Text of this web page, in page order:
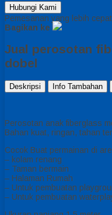
Hubungi Kami
Pemesanan yang lebih
Bagikan ke
Jual perosotan
dobel
Deskripsi Info Tambahan
Perosotan anak fiberglass
Bahan kuat, ringan, tahan
Cocok Buat permainan di
– kolam renang
– Taman bermain
– Halaman Rumah
– Untuk pembuatan
– Untuk pembuatan